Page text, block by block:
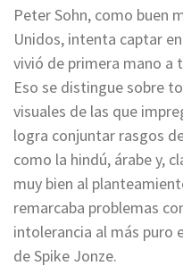
Peter Sohn, como buen
Unidos, intenta captar
vivió de primera mano a
Eso se distingue sobre
visuales de las que
logra conjuntar rasgos
como la hindú, árabe y,
muy bien al
remarcaba problemas
intolerancia al más puro
de Spike Jonze.